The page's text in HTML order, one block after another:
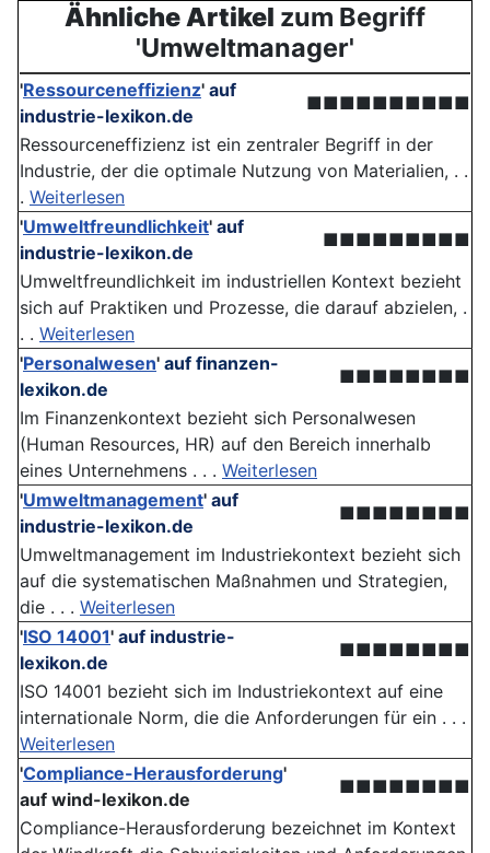
Ähnliche Artikel zum Begriff
'Umweltmanager'
'Ressourceneffizienz' auf
industrie-lexikon.de
■■■■■■■■■■
Ressourceneffizienz ist ein zentraler Begriff in der
Industrie, der die optimale Nutzung von Materialien, . .
. Weiterlesen
'Umweltfreundlichkeit' auf
industrie-lexikon.de
■■■■■■■■■
Umweltfreundlichkeit im industriellen Kontext bezieht
sich auf Praktiken und Prozesse, die darauf abzielen, .
. . Weiterlesen
'Personalwesen' auf finanzen-
lexikon.de
■■■■■■■■
Im Finanzenkontext bezieht sich Personalwesen
(Human Resources, HR) auf den Bereich innerhalb
eines Unternehmens . . . Weiterlesen
'Umweltmanagement' auf
industrie-lexikon.de
■■■■■■■■
Umweltmanagement im Industriekontext bezieht sich
auf die systematischen Maßnahmen und Strategien,
die . . . Weiterlesen
'ISO 14001' auf industrie-
lexikon.de
■■■■■■■■
ISO 14001 bezieht sich im Industriekontext auf eine
internationale Norm, die die Anforderungen für ein . . .
Weiterlesen
'Compliance-Herausforderung'
auf wind-lexikon.de
■■■■■■■■
Compliance-Herausforderung bezeichnet im Kontext